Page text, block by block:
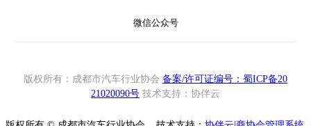
微信公众号
版权所有：成都市汽车行业协会 备案/许可证编号：蜀ICP备20
21020090号 技术支持：协伴云